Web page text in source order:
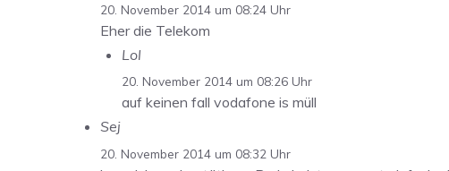
20. November 2014 um 08:24 Uhr
Eher die Telekom
Lol
20. November 2014 um 08:26 Uhr
auf keinen fall vodafone is müll
Sej
20. November 2014 um 08:32 Uhr